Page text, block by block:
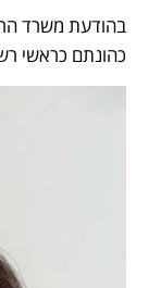
כהונתם כראשי